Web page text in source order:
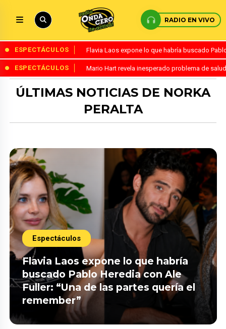
RADIO EN VIVO
ESPECTÁCULOS Flavia Laos expone lo que habría buscado
ESPECTÁCULOS Mario Hart revela inesperado problema de
ÚLTIMAS NOTICIAS DE NORKA
PERALTA
Espectáculos
Flavia Laos expone lo que habría
buscado Pablo Heredia con Ale
Fuller: “Una de las partes quería el
remember”